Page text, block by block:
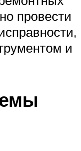
провести
и